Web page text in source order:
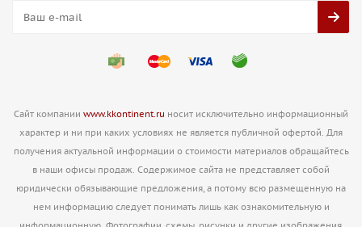
Сайт компании www.kkontinent.ru носит исключительно информационный
характер и ни при каких условиях не является публичной офертой. Для
получения актуальной информации о стоимости материалов обращайтесь
в наши офисы продаж. Содержимое сайта не представляет собой
юридически обязывающие предложения, а потому всю размещенную на
нем информацию следует понимать лишь как ознакомительную и